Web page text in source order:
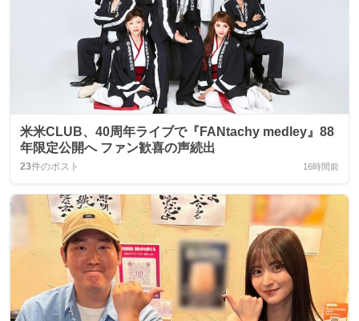
米米CLUB、40周年ライブで『FANtachy medley』88
年限定公開へ ファン歓喜の声続出
23件のポスト 16時間前